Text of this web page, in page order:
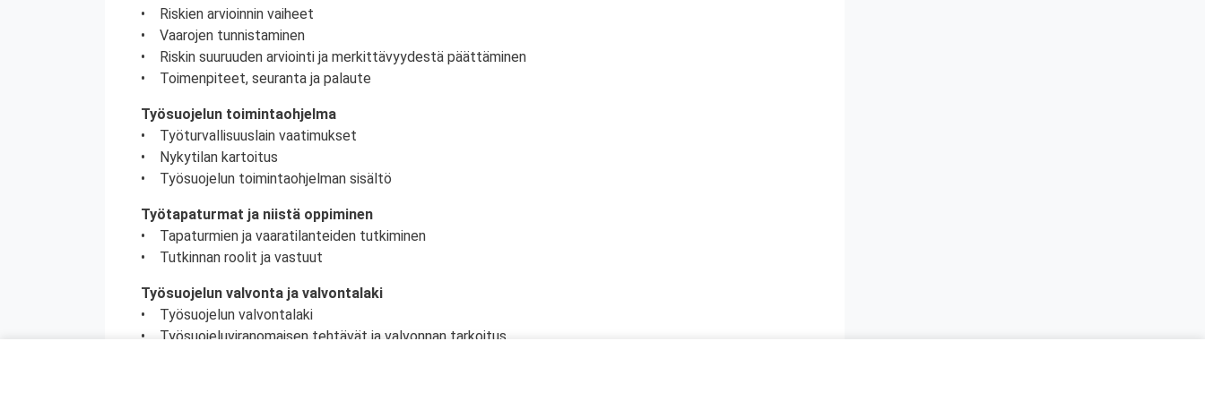
• Riskien arvioinnin vaiheet
• Vaarojen tunnistaminen
• Riskin suuruuden arviointi ja merkittävyydestä päättäminen
• Toimenpiteet, seuranta ja palaute
Työsuojelun toimintaohjelma
• Työturvallisuuslain vaatimukset
• Nykytilan kartoitus
• Työsuojelun toimintaohjelman sisältö
Työtapaturmat ja niistä oppiminen
• Tapaturmien ja vaaratilanteiden tutkiminen
• Tutkinnan roolit ja vastuut
Työsuojelun valvonta ja valvontalaki
• Työsuojelun valvontalaki
• Työsuojeluviranomaisen tehtävät ja valvonnan tarkoitus